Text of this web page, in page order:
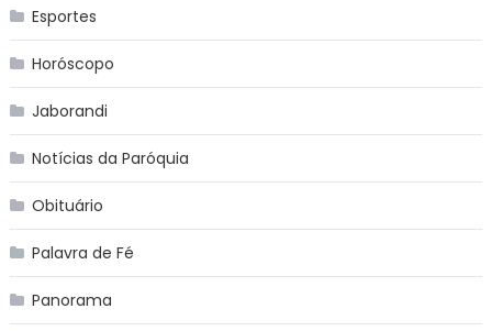
Esportes
Horóscopo
Jaborandi
Notícias da Paróquia
Obituário
Palavra de Fé
Panorama